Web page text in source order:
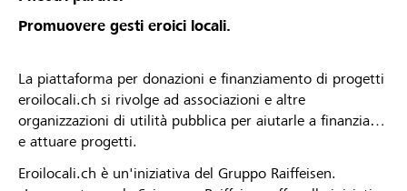
Promuovere gesti eroici locali.
La piattaforma per donazioni e finanziamento di progetti
eroilocali.ch si rivolge ad associazioni e altre
organizzazioni di utilità pubblica per aiutarle a finanziare
e attuare progetti.
Eroilocali.ch è un'iniziativa del Gruppo Raiffeisen.